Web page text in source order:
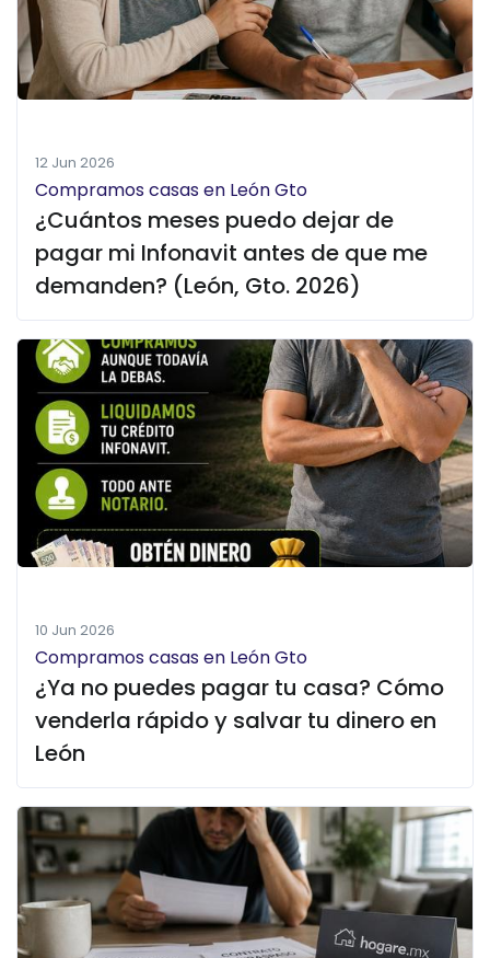
12 Jun 2026
Compramos casas en León Gto
¿Cuántos meses puedo dejar de
pagar mi Infonavit antes de que me
demanden? (León, Gto. 2026)
10 Jun 2026
Compramos casas en León Gto
¿Ya no puedes pagar tu casa? Cómo
venderla rápido y salvar tu dinero en
León